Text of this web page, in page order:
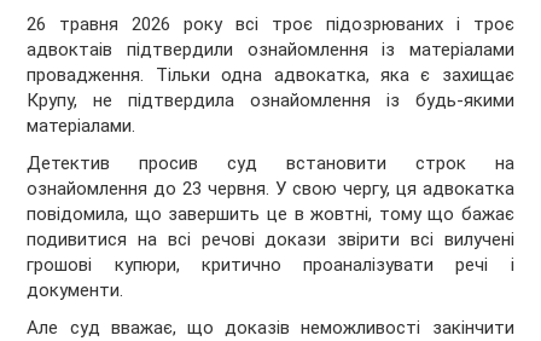
26 травня 2026 року всі троє підозрюваних і троє
адвоктаів підтвердили ознайомлення із матеріалами
провадження. Тільки одна адвокатка, яка є захищає
Крупу, не підтвердила ознайомлення із будь-якими
матеріалами.
Детектив просив суд встановити строк на
ознайомлення до 23 червня. У свою чергу, ця адвокатка
повідомила, що завершить це в жовтні, тому що бажає
подивитися на всі речові докази звірити всі вилучені
грошові купюри, критично проаналізувати речі і
документи.
Але суд вважає, що доказів неможливості закінчити